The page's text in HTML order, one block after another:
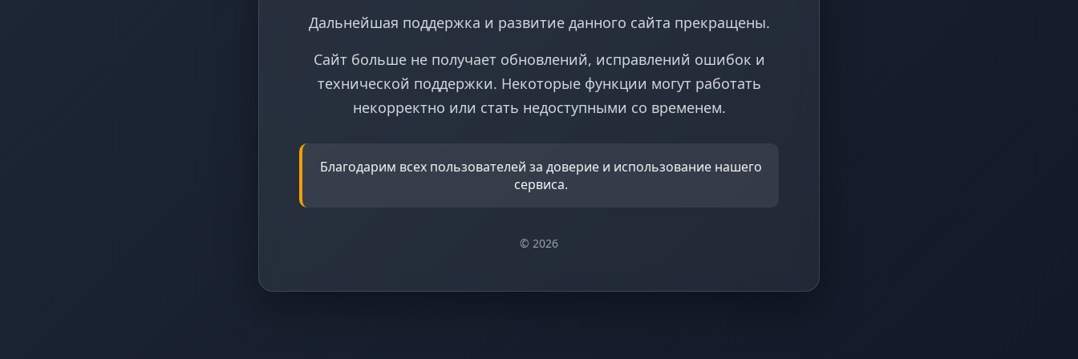
Дальнейшая поддержка и развитие данного сайта прекращены.
Сайт больше не получает обновлений, исправлений ошибок и
технической поддержки. Некоторые функции могут работать
некорректно или стать недоступными со временем.
Благодарим всех пользователей за доверие и использование нашего
сервиса.
© 2026